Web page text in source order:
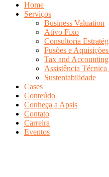
Home
Serviços
Business Valuation
Ativo Fixo
Consultoria
Fusões e
Tax and
Assistência
Sustentabilidade
Cases
Conteúdo
Conheça a Apsis
Contato
Carreira
Eventos